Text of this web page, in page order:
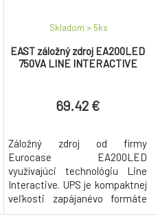
EAST záložný zdroj EA200LED
750VA LINE INTERACTIVE
Skladom > 5ks
69.42 €
Záložný zdroj od firmy
Eurocase EA200LED
využívajúci technológiu Line
Interactive. UPS je kompaktnej
veľkosti zapájanévo formáte
Tower. Zdroj je riadený